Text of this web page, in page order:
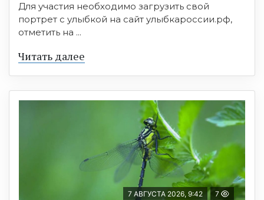
Для участия необходимо загрузить свой
портрет с улыбкой на сайт улыбкароссии.рф,
отметить на ...
Читать далее
7 АВГУСТА 2026, 9:42 7